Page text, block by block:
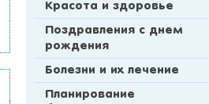
Красота и здоровье
Поздравления с днем
рождения
Болезни и их лечение
Планирование